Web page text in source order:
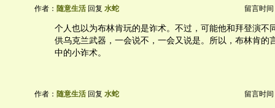
作者： 随意生活 回复 水蛇 留言时间
个人也以为布林肯玩的是诈术。不过，可能他和拜登演不
供乌克兰武器，一会说不，一会又说是。所以，布林肯的
中的小诈术。
作者： 随意生活 回复 水蛇 留言时间